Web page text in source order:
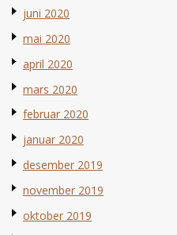
juni 2020
mai 2020
april 2020
mars 2020
februar 2020
januar 2020
desember 2019
november 2019
oktober 2019